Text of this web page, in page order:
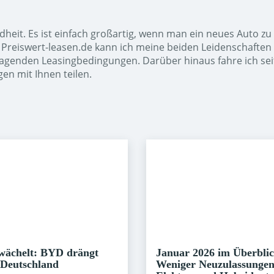
Es ist einfach großartig, wenn man ein neues Auto
leasen.de kann ich meine beiden
Leasingbedingungen. Darüber hinaus fahre ich
mit Ihnen teilen.
BYD drängt
Januar 2026 im
Weniger